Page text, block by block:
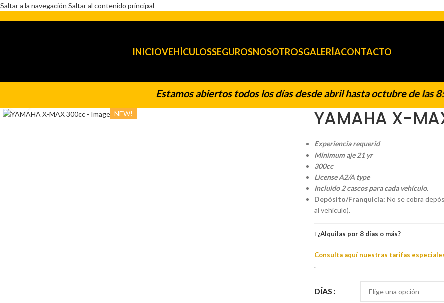
Saltar a la navegación Saltar al contenido principal
INICIOVEHÍCULOSSEGUROSNOSOTROSGALERÍACONTACTO
Estamos abiertos todos los días desde abril hasta octubre de las
NEW! YAMAHA X-
Experiencia requerid
Mínimum aje 21 yr
300cc
License A2/A type
Incluido 2 cascos para cada vehículo.
Depósito/Franquicia: No se cobra
al vehículo).
ℹ️ ¿Alquilas por 8 días o más?
Consulta aquí nuestras tarifas
.
DÍAS